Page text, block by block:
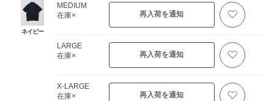
ネイビー
MEDIUM
在庫×
再入荷を通知
LARGE
在庫×
再入荷を通知
X-LARGE
在庫×
再入荷を通知